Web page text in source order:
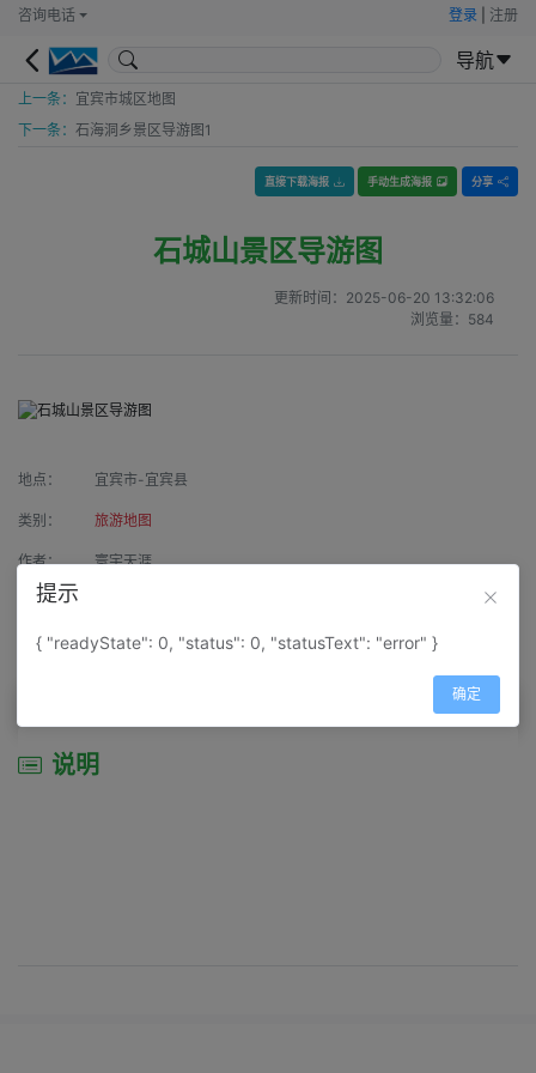
咨询电话 登录 注册
导航
上一条： 宜宾市城区地图
下一条： 石海洞乡景区导游图1
直接下载海报 手动生成海报 分享
石城山景区导游图
更新时间： 2025-06-20 13:32:06
浏览量： 584
地点： 宜宾市-宜宾县
类别： 旅游地图
作者： 寰宇天涯
来源：
属性： 地图属性： 地图类型-景区导游图
说明
提示
{ "readyState": 0, "status": 0, "statusText": "error" }
确定